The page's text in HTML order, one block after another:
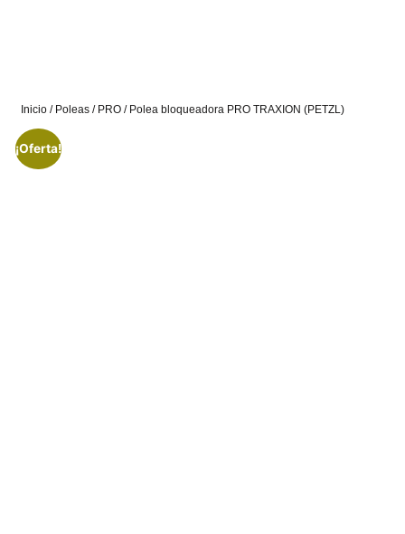
Inicio / Poleas / PRO / Polea bloqueadora PRO TRAXION (PETZL)
¡Oferta!